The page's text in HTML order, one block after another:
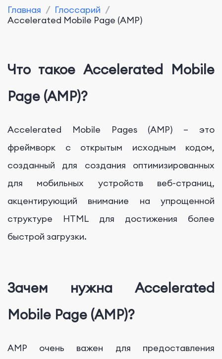
Главная / Глоссарий /
Accelerated Mobile Page (AMP)
Что такое Accelerated Mobile
Page (AMP)?
Accelerated Mobile Pages (AMP) – это
фреймворк с открытым исходным кодом,
созданный для создания оптимизированных
для мобильных устройств веб-страниц,
акцентирующий внимание на упрощенной
структуре HTML для достижения более
быстрой загрузки.
Зачем нужна Accelerated
Mobile Page (AMP)?
AMP очень важен для предоставления